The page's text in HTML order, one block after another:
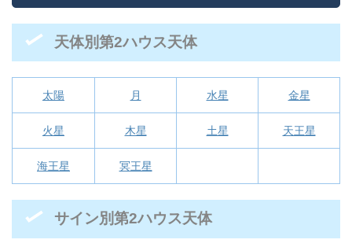
天体別第2ハウス天体
太陽 月 水星 金星
火星 木星 土星 天王星
海王星 冥王星
サイン別第2ハウス天体